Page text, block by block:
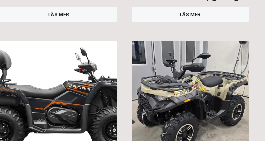
LÄS MER LÄS MER